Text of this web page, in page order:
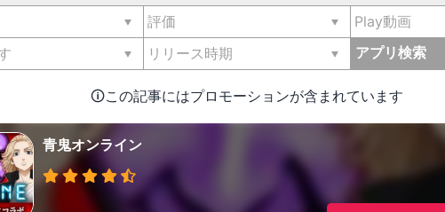
アプリ検索
🛈この記事にはプロモーションが含まれています
青鬼オンライン